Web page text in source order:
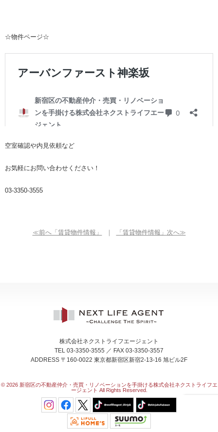
☆物件ページ☆
空室確認や内見依頼など
お気軽にお問い合わせください！
03-3350-3555
≪前へ「賃貸物件情報」 ｜ 「賃貸物件情報」次へ≫
株式会社ネクストライフエージェント
TEL 03-3350-3555 ／ FAX 03-3350-3557
ADDRESS 〒160-0022 東京都新宿区新宿2-13-16 旭ビル2F
© 2026 新宿区の不動産仲介・売買・リノベーションを手掛ける株式会社ネクストライフエ
ージェント All Rights Reserved.